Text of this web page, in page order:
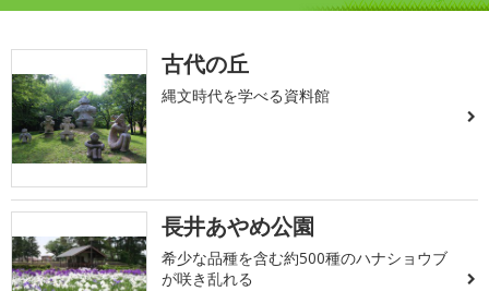
古代の丘
縄文時代を学べる資料館
長井あやめ公園
希少な品種を含む約500種のハナショウブ
が咲き乱れる